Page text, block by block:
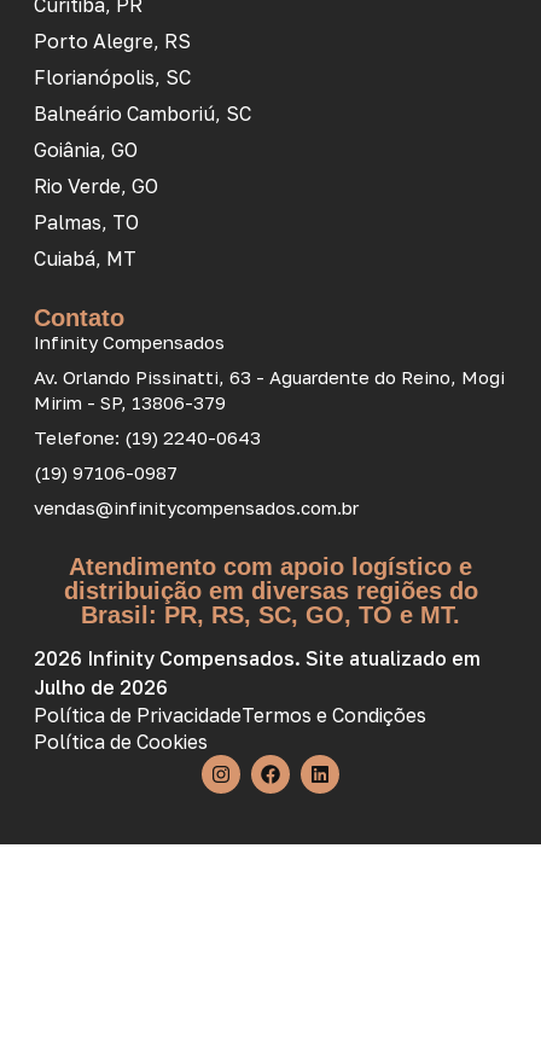
Curitiba, PR
Porto Alegre, RS
Florianópolis, SC
Balneário Camboriú, SC
Goiânia, GO
Rio Verde, GO
Palmas, TO
Cuiabá, MT
Contato
Infinity Compensados
Av. Orlando Pissinatti, 63 - Aguardente do Reino, Mogi
Mirim - SP, 13806-379
Telefone: (19) 2240-0643
(19) 97106-0987
vendas@infinitycompensados.com.br
Atendimento com apoio logístico e
distribuição em diversas regiões do
Brasil: PR, RS, SC, GO, TO e MT.
2026 Infinity Compensados. Site atualizado em
Julho de 2026
Política de PrivacidadeTermos e Condições
Política de Cookies